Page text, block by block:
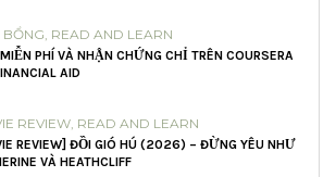
BỔNG, READ AND LEARN
PHÍ VÀ NHẬN CHỨNG CHỈ TRÊN COURSERA
AID
REVIEW, READ AND LEARN
REVIEW] ĐỒI GIÓ HÚ (2026) – ĐỪNG YÊU NHƯ
VÀ HEATHCLIFF